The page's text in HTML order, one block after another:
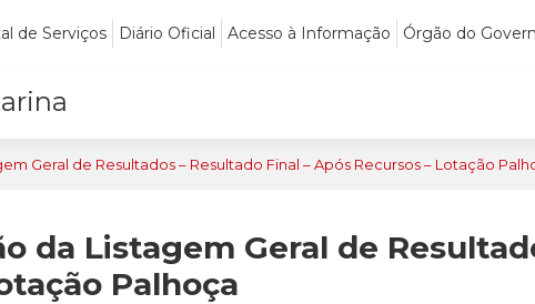
de Serviços Diário Oficial Acesso à Informação Órgão do
Geral de Resultados – Resultado Final – Após Recursos – Lotação
da Listagem Geral de
Palhoça